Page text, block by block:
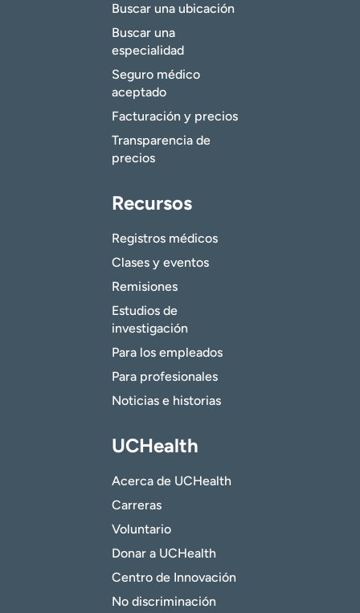
Buscar una ubicación
Buscar una
especialidad
Seguro médico
aceptado
Facturación y precios
Transparencia de
precios
Recursos
Registros médicos
Clases y eventos
Remisiones
Estudios de
investigación
Para los empleados
Para profesionales
Noticias e historias
UCHealth
Acerca de UCHealth
Carreras
Voluntario
Donar a UCHealth
Centro de Innovación
No discriminación